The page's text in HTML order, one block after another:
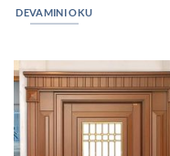
DEVAMINI OKU